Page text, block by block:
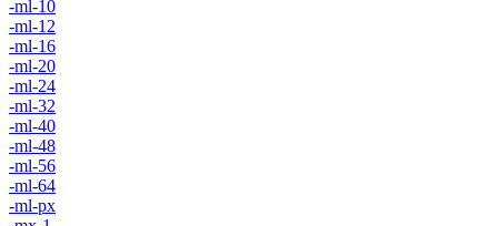
-ml-10
-ml-12
-ml-16
-ml-20
-ml-24
-ml-32
-ml-40
-ml-48
-ml-56
-ml-64
-ml-px